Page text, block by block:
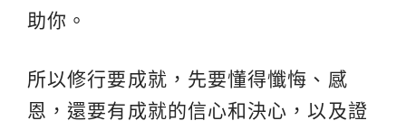
助你。
所以修行要成就，先要懂得懺悔、感
恩，還要有成就的信心和決心，以及證